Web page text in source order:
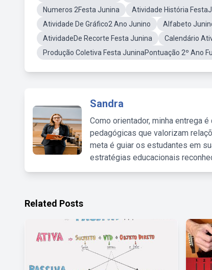
Numeros 2Festa Junina
Atividade História
Atividade De Gráfico2 Ano Junino
Alfabeto
AtividadeDe Recorte Festa Junina
Calendário
Produção Coletiva Festa JuninaPontuação 2º Ano
Sandra
Como orientador, minha entrega
pedagógicas que valorizam
meta é guiar os estudantes em
estratégias educacionais
Related Posts